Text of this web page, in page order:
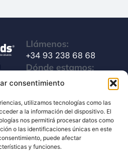
consentimiento
utilizamos tecnologías como las
a la información del dispositivo. El
nos permitirá procesar datos como
o las identificaciones únicas en este
puede afectar
y funciones.
Llámenos:
+34 93 238 68 68
Dónde estamos:
C/ Francisco Giner,
08012 Barcelona
Escríbanos:
info@techsolids.com
Síganos en redes